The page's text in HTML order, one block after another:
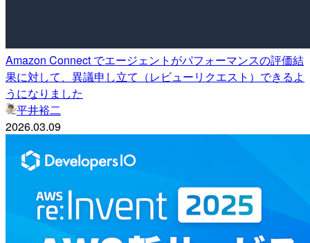
Amazon Connect でエージェントがパフォーマンスの評価結
果に対して、異議申し立て（レビューリクエスト）できるよ
うになりました
平井裕二
2026.03.09